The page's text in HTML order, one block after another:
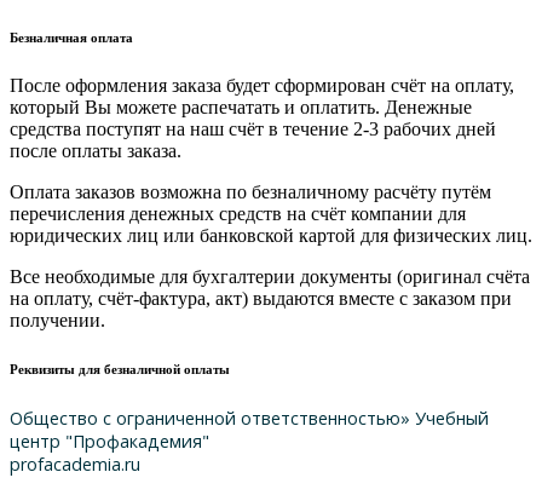
Безналичная оплата
После оформления заказа будет сформирован счёт на оплату,
который Вы можете распечатать и оплатить. Денежные
средства поступят на наш счёт в течение 2-3 рабочих дней
после оплаты заказа.
Оплата заказов возможна по безналичному расчёту путём
перечисления денежных средств на счёт компании для
юридических лиц или банковской картой для физических лиц.
Все необходимые для бухгалтерии документы (оригинал счёта
на оплату, счёт-фактура, акт) выдаются вместе с заказом при
получении.
Реквизиты для безналичной оплаты
Общество с ограниченной ответственностью» Учебный
центр "Профакадемия"
profacademia.ru